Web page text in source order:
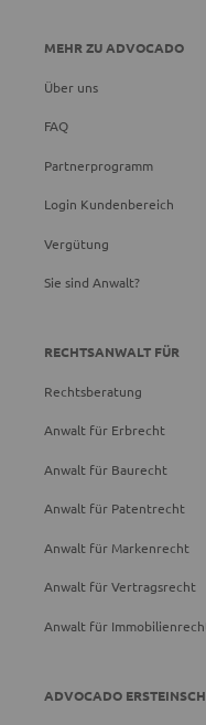
MEHR ZU ADVOCADO
Über uns
FAQ
Partnerprogramm
Login Kundenbereich
Vergütung
Sie sind Anwalt?
RECHTSANWALT FÜR
Rechtsberatung
Anwalt für Erbrecht
Anwalt für Baurecht
Anwalt für Patentrecht
Anwalt für Markenrecht
Anwalt für Vertragsrecht
Anwalt für
ADVOCADO